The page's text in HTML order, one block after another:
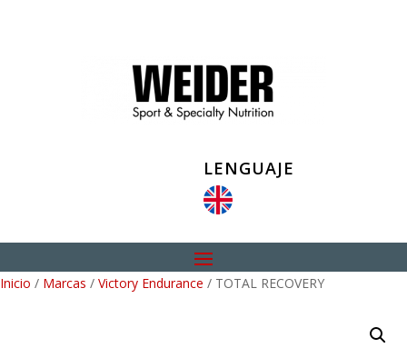
LENGUAJE
Inicio / Marcas / Victory Endurance / TOTAL RECOVERY